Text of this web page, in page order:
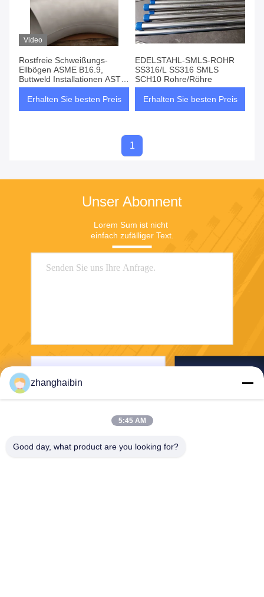
Video
Rostfreie Schweißungs-
Ellbögen ASME B16.9,
Buttweld Installationen ASTM
A403 BW SS
Erhalten Sie besten Preis
EDELSTAHL-SMLS-ROHR
SS316/L SS316 SMLS
SCH10 Rohre/Röhre
Erhalten Sie besten Preis
1
Unser Abonnent
Lorem Sum ist nicht
einfach zufälliger Text.
zhanghaibin
5:45 AM
Good day, what product are you looking for?